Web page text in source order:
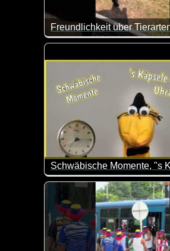
Freundlichkeit über
Verabredungen mit